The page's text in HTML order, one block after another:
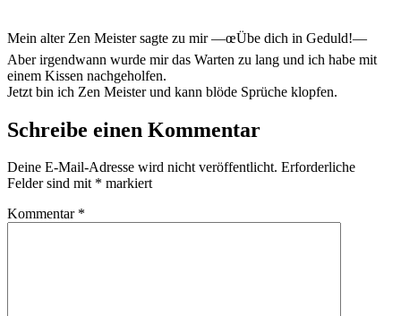
Mein alter Zen Meister sagte zu mir —œÜbe dich in Geduld!—
Aber irgendwann wurde mir das Warten zu lang und ich habe mit
einem Kissen nachgeholfen.
Jetzt bin ich Zen Meister und kann blöde Sprüche klopfen.
Schreibe einen Kommentar
Deine E-Mail-Adresse wird nicht veröffentlicht. Erforderliche
Felder sind mit * markiert
Kommentar *